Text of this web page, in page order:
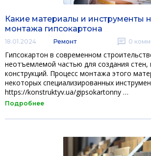
Какие материалы и инструменты
монтажа гипсокартона
18.01.2024 Ремонт 0
Гипсокартон в современном
неотъемлемой частью для создания стен,
конструкций. Процесс монтажа этого
некоторых специализированных
https://konstruktyv.ua/gipsokartonny …
Подробнее